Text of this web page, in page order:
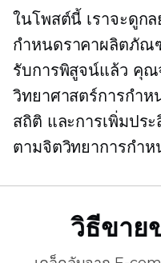
ในโพสต์นี้ เราจะดูก
กำหนดราคาผลิตภั
รับการพิสูจน์แล้ว คุณ
วิทยาศาสตร์การกำห
สถิติ และการเพิ่มปร
ตามจิตวิทยาการกำ
วิธีขาย